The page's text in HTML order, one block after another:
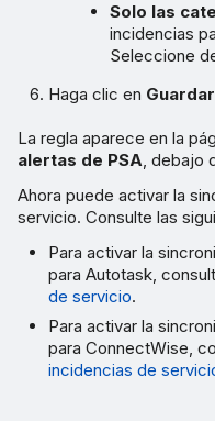
Solo las
incidencias
Seleccione
Haga clic en Guardar
La regla aparece en la
alertas de PSA , debajo
Ahora puede activar la
servicio. Consulte las
Para activar la
para Autotask,
de servicio.
Para activar la
para ConnectWise,
incidencias de